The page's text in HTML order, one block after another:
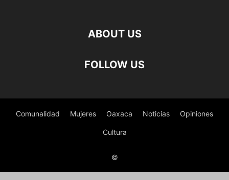
ABOUT US
FOLLOW US
Comunalidad Mujeres Oaxaca Noticias Opiniones
Cultura
©